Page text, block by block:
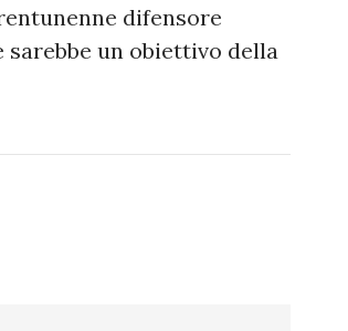
difensore
sarebbe un obiettivo della